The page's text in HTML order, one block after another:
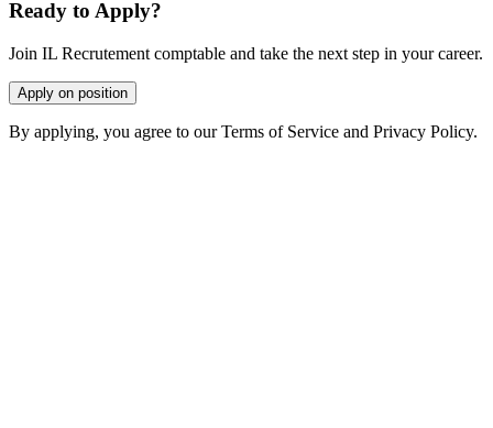
Ready to Apply?
Join IL Recrutement comptable and take the next step in your career.
Apply on position
By applying, you agree to our Terms of Service and Privacy Policy.